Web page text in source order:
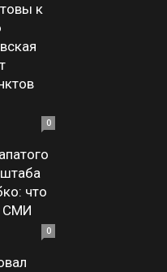
к
0
штаба
что
СМИ
0